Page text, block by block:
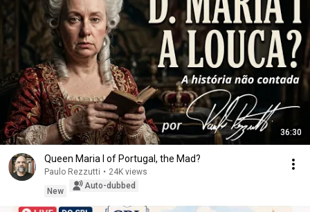
36:30
Queen Maria I of Portugal, the Mad?
Paulo Rezzutti • 24K views
New
Auto-dubbed